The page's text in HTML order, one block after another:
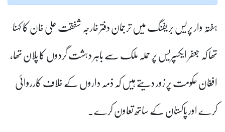
ہفتہ وار پریس بریفنگ میں ترجمان دفتر خارجہ شفقت علی خان کا کہنا
تھا کہ جعفر ایکسپریس پر حملہ ملک سے باہر دہشت گردوں کا پلان تھا،
افغان حکومت پر زور دیتے ہیں کہ ذمہ داروں کے خلاف کارروائی
کرے اور پاکستان کے ساتھ تعاون کرے۔